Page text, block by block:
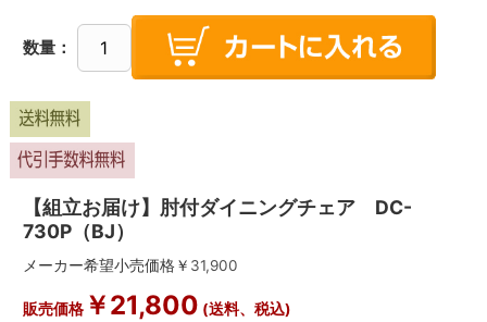
数量：
【組立お届け】肘付ダイニングチェア DC-
730P（BJ）
メーカー希望小売価格￥ 31,900
販売価格￥21,800 (送料、税込)